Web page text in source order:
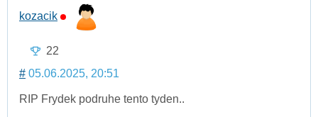
kozacik
22
# 05.06.2025, 20:51
RIP Frydek podruhe tento tyden..